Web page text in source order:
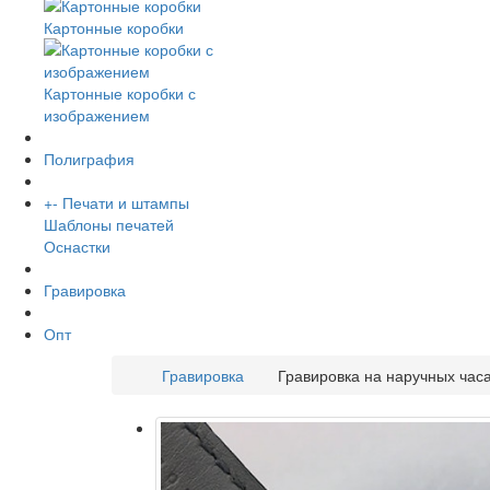
Картонные коробки
Картонные коробки с
изображением
Полиграфия
+- Печати и штампы
Шаблоны печатей
Оснастки
Гравировка
Опт
Гравировка
Гравировка на наручных